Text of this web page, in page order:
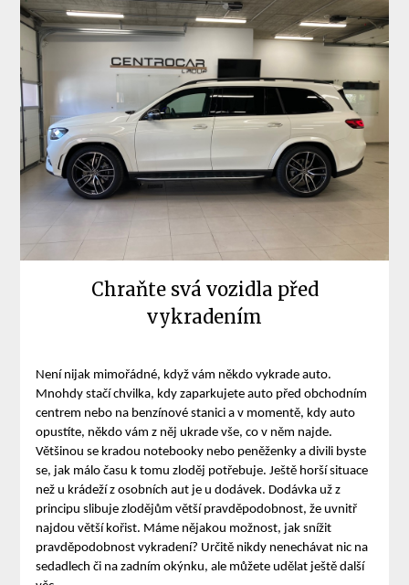
Chraňte svá vozidla před
vykradením
Není nijak mimořádné, když vám někdo vykrade auto.
Mnohdy stačí chvilka, kdy zaparkujete auto před obchodním
centrem nebo na benzínové stanici a v momentě, kdy auto
opustíte, někdo vám z něj ukrade vše, co v něm najde.
Většinou se kradou notebooky nebo peněženky a divili byste
se, jak málo času k tomu zloděj potřebuje. Ještě horší situace
než u krádeží z osobních aut je u dodávek. Dodávka už z
principu slibuje zlodějům větší pravděpodobnost, že uvnitř
najdou větší kořist. Máme nějakou možnost, jak snížit
pravděpodobnost vykradení? Určitě nikdy nenechávat nic na
sedadlech či na zadním okýnku, ale můžete udělat ještě další